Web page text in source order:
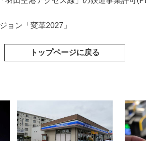
ョン「変革2027」
トップページに戻る